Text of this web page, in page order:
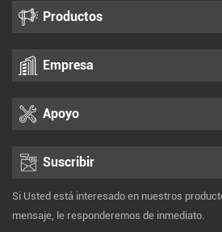
Productos
Empresa
Apoyo
Suscribir
Si Usted está interesado en nuestros
mensaje, le responderemos de inmediato.